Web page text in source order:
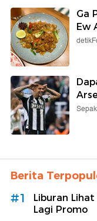
Ga
Ew
Berita
#1
Liburan
Lagi Promo